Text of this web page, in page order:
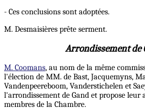
- Ces conclusions sont adoptées.
M. Desmaisières prête serment.
Arrondissement de
M. Coomans, au nom de la même
l'élection de MM. de Bast, Jacquemyns,
Vandenpeereboom, Vanderstichelen et
l'arrondissement de Gand et propose leur
membres de la Chambre.